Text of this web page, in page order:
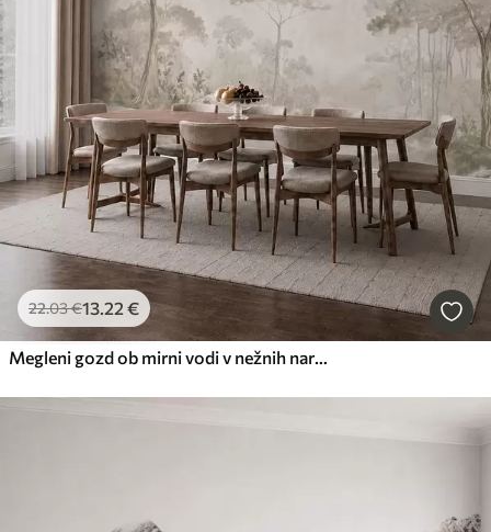
22.03€13 .22 €